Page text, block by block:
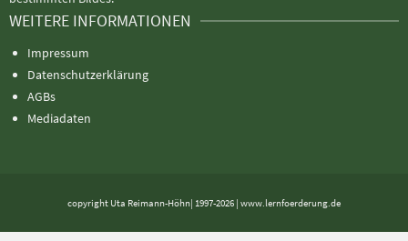
WEITERE INFORMATIONEN
Impressum
Datenschutzerklärung
AGBs
Mediadaten
copyright Uta Reimann-Höhn| 1997-2026 | www.lernfoerderung.de